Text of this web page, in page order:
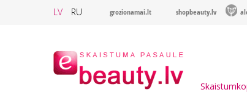
LV RU grozionamai.lt shopbeauty.lv